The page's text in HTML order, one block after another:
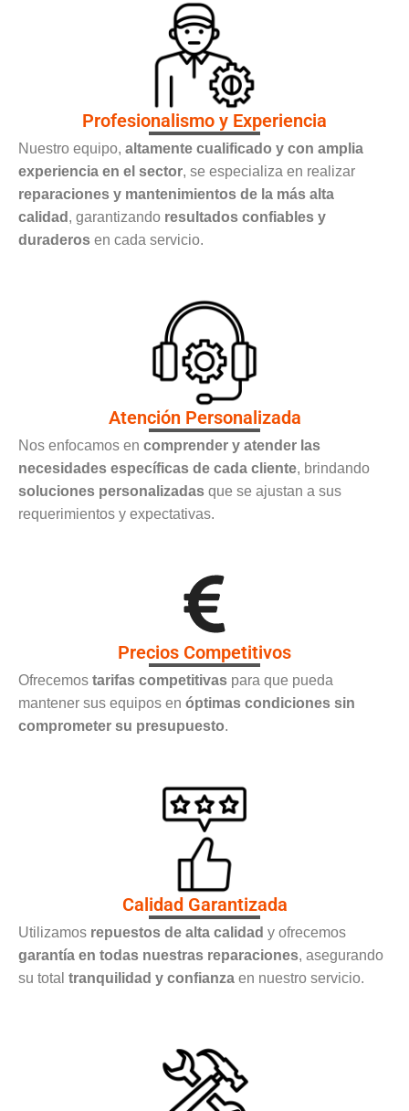
Profesionalismo y Experiencia
Nuestro equipo, altamente cualificado y con amplia
experiencia en el sector, se especializa en realizar
reparaciones y mantenimientos de la más alta
calidad , garantizando resultados confiables y
duraderos en cada servicio.
Atención Personalizada
Nos enfocamos en comprender y atender las
necesidades específicas de cada cliente, brindando
soluciones personalizadas que se ajustan a sus
requerimientos y expectativas.
Precios Competitivos
Ofrecemos tarifas competitivas para que pueda
mantener sus equipos en óptimas condiciones sin
comprometer su presupuesto.
Calidad Garantizada
Utilizamos repuestos de alta calidad y ofrecemos
garantía en todas nuestras reparaciones, asegurando
su total tranquilidad y confianza en nuestro servicio.